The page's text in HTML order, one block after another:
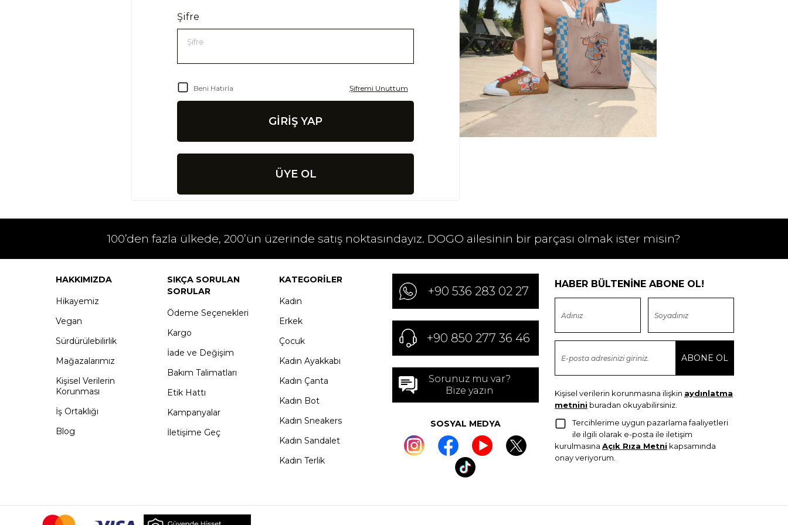
Şifre
Şifre
Beni Hatırla Şifremi Unuttum
GIRIŞ YAP
ÜYE OL
100’den fazla ülkede, 200’ün üzerinde satış noktasındayız. DOGO ailesinin bir parçası olmak ister misin?
HAKKIMIZDA
Hikayemiz
Vegan
Sürdürülebilirlik
Mağazalarımız
Kişisel Verilerin
Korunması
İş Ortaklığı
Blog
SIKÇA SORULAN
SORULAR
Ödeme Seçenekleri
Kargo
İade ve Değişim
Bakım Talimatları
Etik Hattı
Kampanyalar
İletişime Geç
KATEGORILER
Kadın
Erkek
Çocuk
Kadın Ayakkabı
Kadın Çanta
Kadın Bot
Kadın Sneakers
Kadın Sandalet
Kadın Terlik
+90 536 283 02 27
+90 850 277 36 46
Sorunuz mu var?
Bize yazın
SOSYAL MEDYA
HABER BÜLTENİNE ABONE OL!
Kişisel verilerin korunmasına ilişkin aydınlatma
metnini buradan okuyabilirsiniz.
Tercihlerime uygun pazarlama faaliyetleri
ile ilgili olarak e-posta ile iletişim
kurulmasına Açık Rıza Metni kapsamında
onay veriyorum.